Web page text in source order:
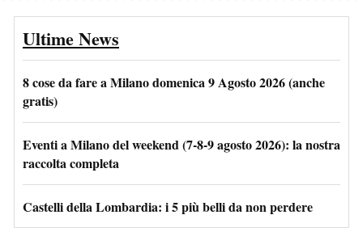
Ultime News
8 cose da fare a Milano domenica 9 Agosto 2026 (anche
gratis)
Eventi a Milano del weekend (7-8-9 agosto 2026): la nostra
raccolta completa
Castelli della Lombardia: i 5 più belli da non perdere